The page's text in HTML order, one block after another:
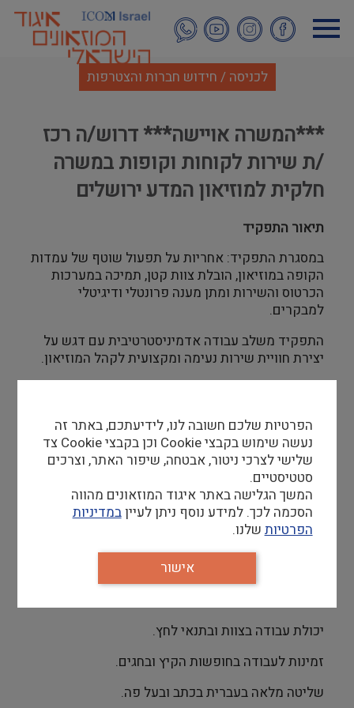
לתוכן
העיקרי
לכניסה / חידוש חברות והצטרפות
***המשרה אויישה*** דרוש/ה רכז
/ת שירות לקוחות וקופות במשרה
חלקית למוזיאון המדע ירושלים
תיאור התפקיד
במסגרת התפקיד: אחריות על תפעול שוטף של עמדות
הקופה במוזיאון, הובלת צוות קטן, תמיכה במערכות
הכרטוס והשירות ומתן מענה פרונטלי ודיגיטלי
למבקרים.
התפקיד משלב עבודה אדמיניסטרטיבית עם דגש על
יצירת חוויית שירות נעימה ומקצועית לקהל המוזיאון.
ניסיון קודם בשיווק ומכירה פרונטלית או במוקד טלפוני
יתרון משמעותי
סדר וארגון ברמה גבוהה.
יכולת עבודה עם מערכות דיגיטליות שונות.
יכולת לנהל ריבוי משימות ותהליכים במקביל תוך
תשומת לב לפרטים קטנים.
יכולת עבודה בצוות ובתנאי לחץ.
זמינות לעבודה בחופשות הקיץ ובחגים.
שליטה מלאה בעברית בכתב ובעל פה.
הפרטיות שלכם חשובה לנו, לידיעתכם, באתר זה
נעשה שימוש בקבצי Cookie וכן בקבצי Cookie צד
שלישי לצרכי ניטור, אבטחה, שיפור האתר, וצרכים
סטטיסטיים.
המשך הגלישה באתר איגוד המוזאונים מהווה
הסכמה לכך. למידע נוסף ניתן לעייןבמדיניות
הפרטיותשלנו.
אישור